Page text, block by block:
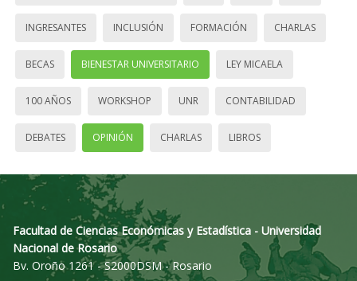
INGRESANTES INCLUSIÓN FORMACIÓN CHARLAS
BECAS BIENESTAR UNIVERSITARIO LEY MICAELA
100 AÑOS WORKSHOP UNR CONTABILIDAD
DEBATES OPINIÓN CHARLAS LIBROS
Facultad de Ciencias Económicas y Estadística - Universidad
Nacional de Rosario
Bv. Oroño 1261 - S2000DSM - Rosario